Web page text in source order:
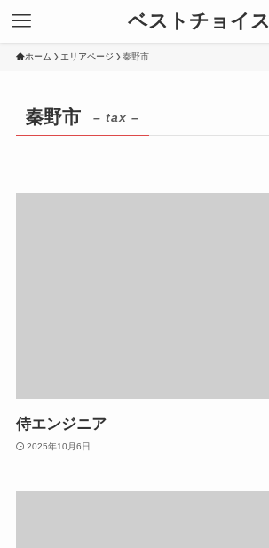
ベストチョイス
ホーム エリアページ 秦野市
秦野市 – tax –
侍エンジニア
2025年10月6日